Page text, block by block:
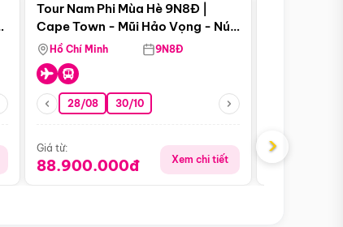
Tour Nam Phi Mùa Hè 9N8Đ |
Cape Town - Mũi Hảo Vọng - Núi
Bàn - Johannesburg - Pretoria -
Safari - Lodge
Hồ Chí Minh 9N8Đ
28/08 30/10
Giá từ:
88.900.000đ Xem chi tiết
Giá từ:
›